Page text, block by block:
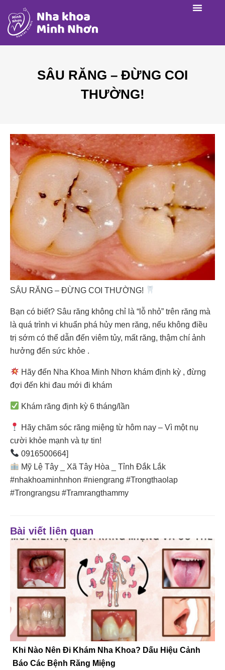
SÂU RĂNG – ĐỪNG COI
THƯỜNG!
SÂU RĂNG – ĐỪNG COI THƯỜNG!
Bạn có biết? Sâu răng không chỉ là “lỗ nhỏ” trên răng mà
là quá trình vi khuẩn phá hủy men răng, nếu không điều
trị sớm có thể dẫn đến viêm tủy, mất răng, thậm chí ảnh
hưởng đến sức khỏe .
Hãy đến Nha Khoa Minh Nhơn khám định kỳ , đừng
đợi đến khi đau mới đi khám
Khám răng định kỳ 6 tháng/lần
Hãy chăm sóc răng miệng từ hôm nay – Vì một nụ
cười khỏe mạnh và tự tin!
0916500664]
Mỹ Lệ Tây _ Xã Tây Hòa _ Tỉnh Đắk Lắk
#nhakhoaminhnhon #niengrang #Trongthaolap
#Trongrangsu #Tramrangthammy
Bài viết liên quan
Khi Nào Nên Đi Khám Nha Khoa? Dấu Hiệu Cảnh
Báo Các Bệnh Răng Miệng